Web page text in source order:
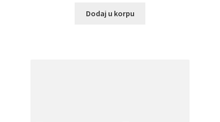
Dodaj u korpu